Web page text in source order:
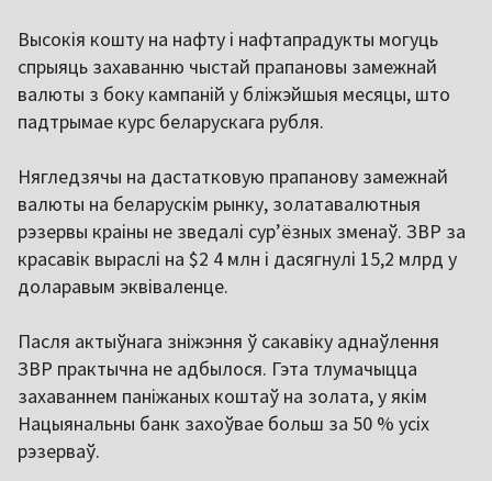
Высокія кошту на нафту і нафтапрадукты могуць
спрыяць захаванню чыстай прапановы замежнай
валюты з боку кампаній у бліжэйшыя месяцы, што
падтрымае курс беларускага рубля.
Нягледзячы на дастатковую прапанову замежнай
валюты на беларускім рынку, золатавалютныя
рэзервы краіны не зведалі сурʼёзных зменаў. ЗВР за
красавік выраслі на $2 4 млн і дасягнулі 15,2 млрд у
доларавым эквіваленце.
Пасля актыўнага зніжэння ў сакавіку аднаўлення
ЗВР практычна не адбылося. Гэта тлумачыцца
захаваннем паніжаных коштаў на золата, у якім
Нацыянальны банк захоўвае больш за 50 % усіх
рэзерваў.